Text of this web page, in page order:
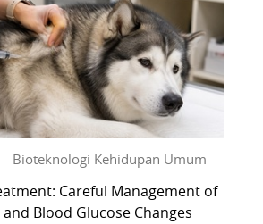
Bioteknologi Kehidupan Umum
Careful Management of
Blood Glucose Changes